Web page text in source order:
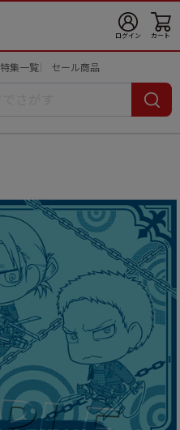
ログイン カート
特集一覧 セール商品